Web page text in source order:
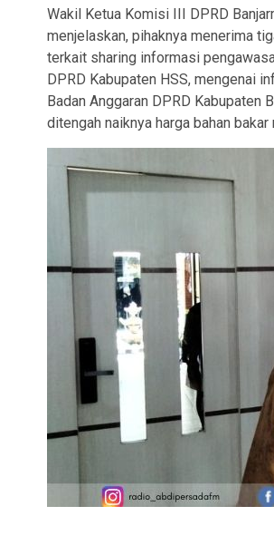
Wakil Ketua Komisi III DPRD
menjelaskan, pihaknya menerima
terkait sharing informasi
DPRD Kabupaten HSS, mengenai
Badan Anggaran DPRD Kabupaten
ditengah naiknya harga bahan bakar